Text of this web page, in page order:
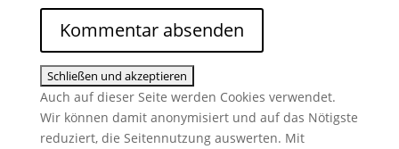
Auch auf dieser Seite werden Cookies verwendet.
Wir können damit anonymisiert und auf das Nötigste
reduziert, die Seitennutzung auswerten. Mit